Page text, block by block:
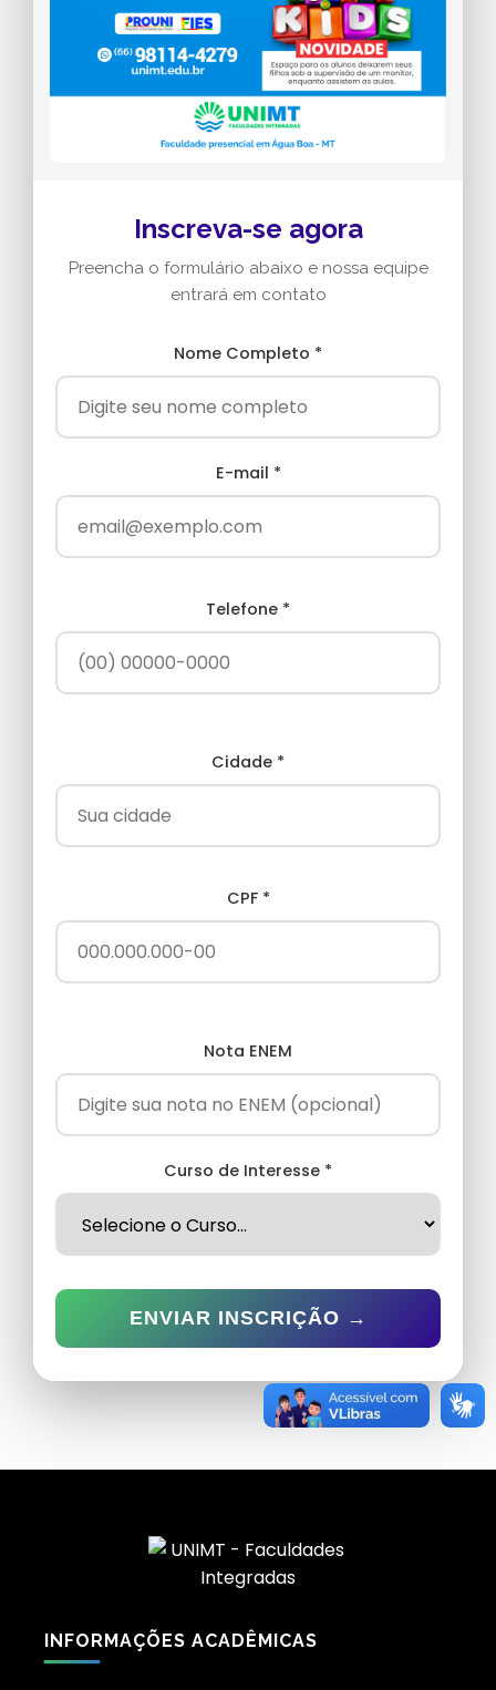
Inscreva-se agora
Preencha o formulário abaixo e nossa equipe
entrará em contato
Nome Completo *
E-mail *
Telefone *
Cidade *
CPF *
Nota ENEM
Curso de Interesse *
ENVIAR INSCRIÇÃO →
INFORMAÇÕES ACADÊMICAS